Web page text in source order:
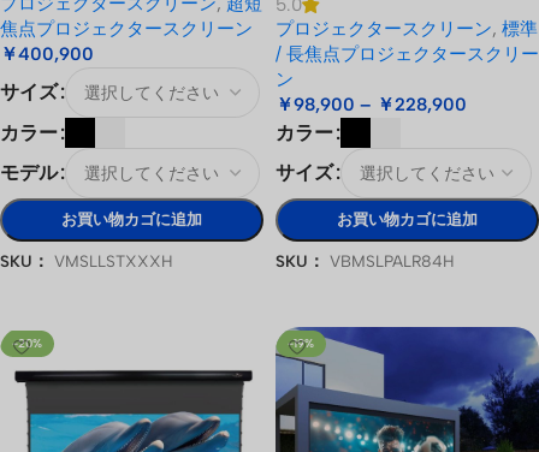
ェクタースクリーン
焦点プロジェクタースクリーン
￥400,900
サイズ
カラー
モデル
お買い物カゴに追加
SKU： VMSLLSTXXXH
ェクタースクリーン
5.0
プロジェクタースクリーン, 標準
/ 長焦点プロジェクタースクリー
ン
￥98,900 – ￥228,900
カラー
サイズ
お買い物カゴに追加
SKU： VBMSLPALR84H
-20% -19%